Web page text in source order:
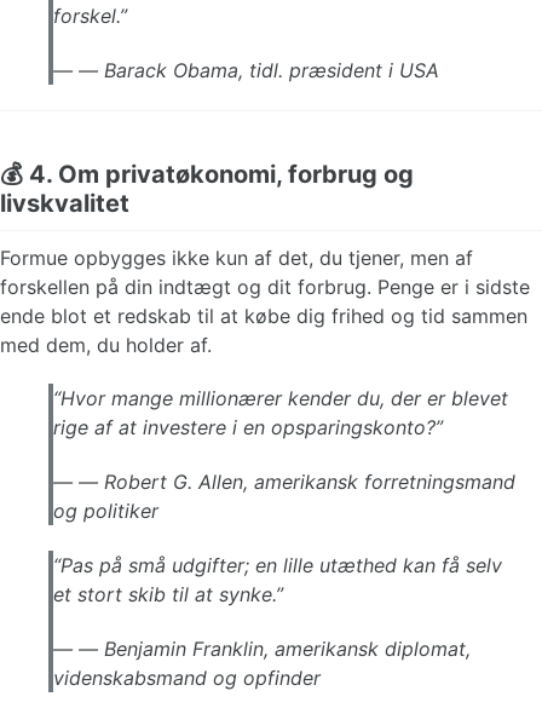
forskel.”
— Barack Obama, tidl. præsident i USA
💰 4. Om privatøkonomi, forbrug og
livskvalitet
Formue opbygges ikke kun af det, du tjener, men af
forskellen på din indtægt og dit forbrug. Penge er i sidste
ende blot et redskab til at købe dig frihed og tid sammen
med dem, du holder af.
“Hvor mange millionærer kender du, der er blevet
rige af at investere i en opsparingskonto?”
—
Robert G. Allen, amerikansk forretningsmand
og politiker
“Pas på små udgifter; en lille utæthed kan få selv
et stort skib til at synke.”
—
Benjamin Franklin, amerikansk diplomat,
videnskabsmand og opfinder